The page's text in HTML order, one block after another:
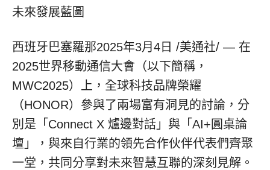
未來發展藍圖
西班牙巴塞羅那2025年3月4日 /美通社/ — 在
2025世界移動通信大會（以下簡稱，
MWC2025）上，全球科技品牌榮耀
（HONOR）參與了兩場富有洞見的討論，分
別是「Connect X 爐邊對話」與「AI+圓桌論
壇」，與來自行業的領先合作伙伴代表們齊聚
一堂，共同分享對未來智慧互聯的深刻見解。